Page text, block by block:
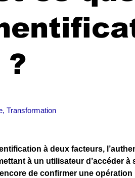
Transformation
à deux facteurs,
à un utilisateur d’accéder
de confirmer une